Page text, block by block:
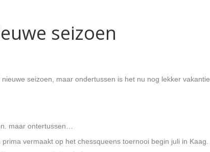
seizoen
seizoen, maar ondertussen is het nu nog lekker vakantie.
maar ontertussen…
vermaakt op het chessqueens toernooi begin juli in Kaag.